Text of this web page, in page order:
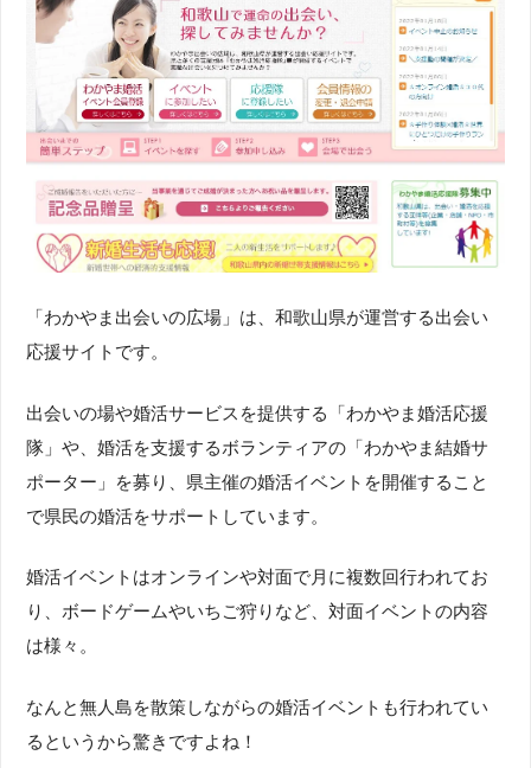
「わかやま出会いの広場」は、和歌山県が運営する出会い
応援サイトです。
出会いの場や婚活サービスを提供する「わかやま婚活応援
隊」や、婚活を支援するボランティアの「わかやま結婚サ
ポーター」を募り、県主催の婚活イベントを開催すること
で県民の婚活をサポートしています。
婚活イベントはオンラインや対面で月に複数回行われてお
り、ボードゲームやいちご狩りなど、対面イベントの内容
は様々。
なんと無人島を散策しながらの婚活イベントも行われてい
るというから驚きですよね！